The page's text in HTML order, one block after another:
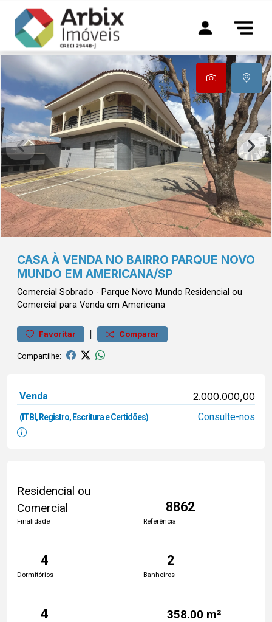
CASA À VENDA NO BAIRRO PARQUE NOVO
MUNDO EM AMERICANA/SP
Comercial Sobrado - Parque Novo Mundo Residencial ou
Comercial para Venda em Americana
Favoritar | Comparar
Compartilhe:
Venda 2.000.000,00
(ITBI, Registro, Escritura e Certidões) Consulte-nos
Residencial ou
Comercial
Finalidade
8862
Referência
4
Dormitórios
2
Banheiros
4 358.00 m²